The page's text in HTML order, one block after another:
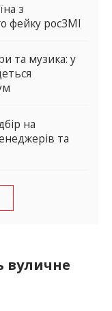
з
фейку росЗМІ
та музика: у
на
та
вуличне